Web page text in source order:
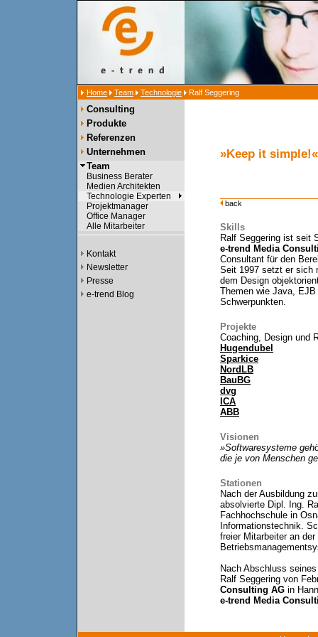
Home Team Technologie Ralf Seggering
Consulting
Produkte
Referenzen
Unternehmen
Team
Business Berater
Medien Architekten
Technologie Experten
Projektmanager
Office Manager
Alle Mitarbeiter
Kontakt
Newsletter
Presse
e-trend Blog
»Keep it simple!«
back
Skills
Ralf Seggering ist seit
e-trend Media
Consultant für den
Seit 1997 setzt er sich
dem Design
Themen wie Java,
Schwerpunkten.
Projekte
Coaching, Design und
Hugendubel
Sparkice
NordLB
BauBG
dvg
ICA
ABB
Visionen
»Softwaresysteme
die je von Menschen
Stationen
Nach der Ausbildung
absolvierte Dipl. Ing.
Fachhochschule in
Informationstechnik.
freier Mitarbeiter an
Nach Abschluss
Ralf Seggering von
Consulting AG in
e-trend Media